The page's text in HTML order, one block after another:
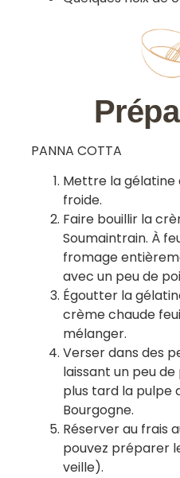
PANNA COTTA
Mettre la gélatine
froide.
Faire bouillir la
Soumaintrain. À
fromage
avec un peu de
Égoutter la
crème chaude
mélanger.
Verser dans des
laissant un peu
plus tard la pulpe
Bourgogne.
Réserver au frais
pouvez préparer
veille).